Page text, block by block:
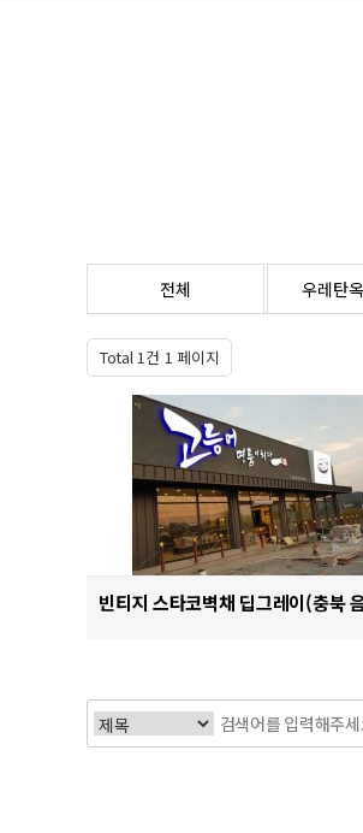
전체 우레탄
Total 1건 1 페이지